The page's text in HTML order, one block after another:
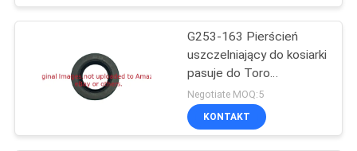
G253-163 Pierścień
uszczelniający do kosiarki
pasuje do Toro
Greensmaster 1000
Negotiate MOQ:5
KONTAKT